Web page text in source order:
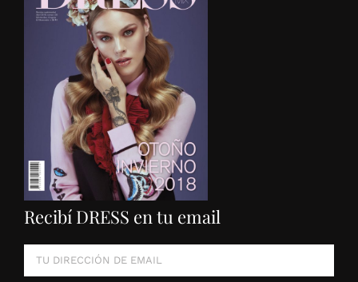
Recibí DRESS en tu email